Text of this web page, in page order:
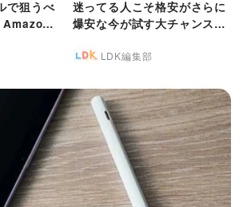
で狙うべ
Amazon
迷ってる人こそ格安がさらに
爆安な今が試す大チャンス｜
LDK編集部